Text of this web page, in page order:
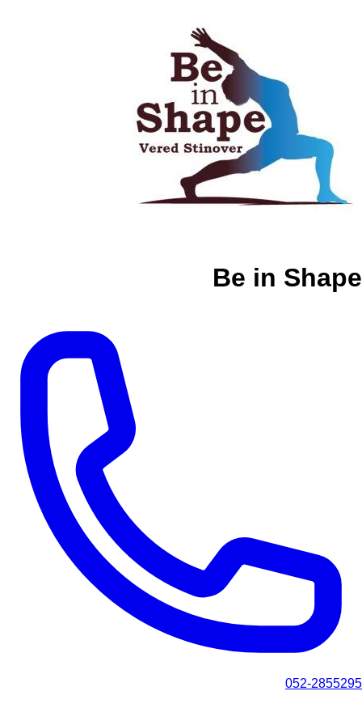
Be in Shape
052-2855295